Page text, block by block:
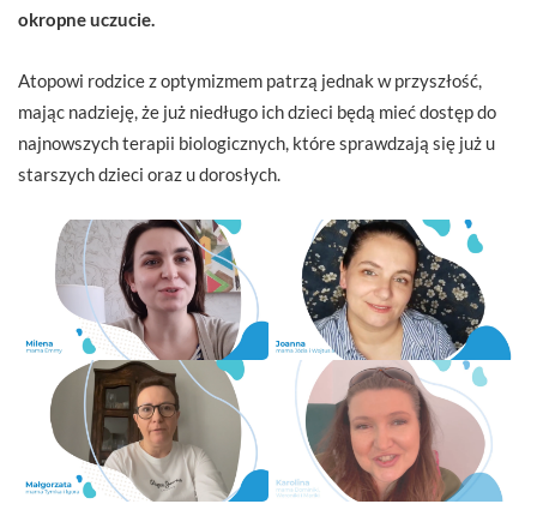
okropne uczucie.
Atopowi rodzice z optymizmem patrzą jednak w przyszłość,
mając nadzieję, że już niedługo ich dzieci będą mieć dostęp do
najnowszych terapii biologicznych, które sprawdzają się już u
starszych dzieci oraz u dorosłych.